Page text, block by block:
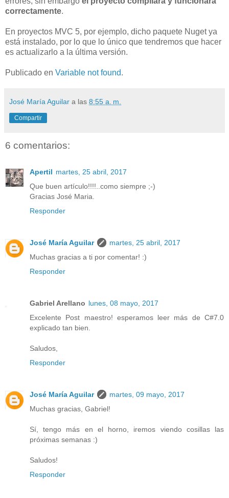
correctamente.
En proyectos MVC 5, por ejemplo, dicho paquete Nuget ya
está instalado, por lo que lo único que tendremos que hacer
es actualizarlo a la última versión.
Publicado en Variable not found.
José María Aguilar a las 8:55 a. m.
Compartir
6 comentarios:
Apertil martes, 25 abril, 2017
Que buen artículo!!!!..como siempre ;-)
Gracias José Maria.
Responder
José María Aguilar
martes, 25 abril, 2017
Muchas gracias a ti por comentar! :)
Responder
Gabriel Arellano lunes, 08 mayo, 2017
Excelente Post maestro! esperamos leer más de C#7.0
explicado tan bien.
Saludos,
Responder
José María Aguilar
martes, 09 mayo, 2017
Muchas gracias, Gabriel!
Sí, tengo más en el horno, iremos viendo cosillas las
próximas semanas :)
Saludos!
Responder